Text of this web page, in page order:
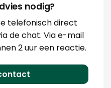
nodig?
telefonisch direct
de chat. Via e-mail
2 uur een reactie.